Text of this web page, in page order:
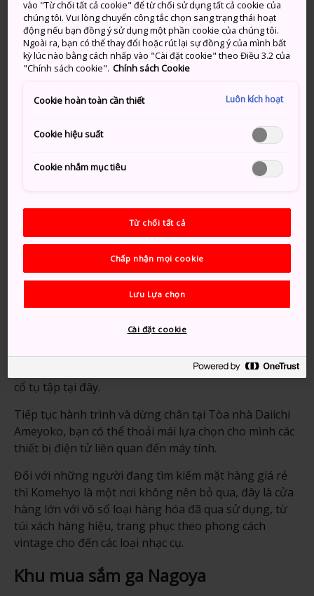
biết đến với các quán cà phê sành điệu, là nơi thư giãn
lý tưởng cho một buổi chiều ngắm nhìn dòng người
tản bộ.
Công viên Hisaya-odori, trải dài từ Ga Yabacho đến Ga
về Tháp truyền hình Nagoya. Gần đó cũng có trung
tâm thương mại Sunshine Sakae nổi tiếng với vòng
quay cao 52 m.
Khu mua sắm Osu
khu vực đông đúc, nhộn nhịp bao quanh
Kannon
nổi tiếng. Bạn sẽ tìm thấy các cửa hàng
phục vụ theo văn hóa otaku của Nhật Bản, cũng như
một số quán cà phê nàng hầu và cửa hàng theo
phong cách vintage đầu tiên tại Nhật. Ở phía đông
của Chùa Osu Kannon, bạn sẽ tìm thấy bộ ba con
Dori, Uramonzen-cho Dori và Kitashintenchi Dori. Chợ
trời thường được tổ chức tại chùa vào ngày 18 và 28
hàng tháng, thu hút nhiều nhóm người săn lùng đồ
cổ tụ tập tại đây.
Tiếp tục hành trình và dừng chân tại Tòa nhà Daiichi
Ameyoko, bạn có thể thoải mái lựa chọn cho mình các
thiết bị điện tử liên quan đến máy tính.
Đối với những người đang tìm kiếm mặt hàng giá rẻ
thì Komehyo là một nơi không nên bỏ qua, đây là cửa
hàng lớn với vô số loại hàng hóa đã qua sử dụng, từ
túi xách hàng hiệu, trang phục theo phong cách
vintage cho đến các loại nhạc cụ.
Khu mua sắm ga Nagoya
vào "Từ chối tất cả cookie" để từ chối sử dụng tất cả cookie của
chúng tôi. Vui lòng chuyển công tắc chọn sang trạng thái hoạt
động nếu bạn đồng ý sử dụng một phần cookie của chúng tôi.
Ngoài ra, bạn có thể thay đổi hoặc rút lại sự đồng ý của mình bất
kỳ lúc nào bằng cách nhấp vào "Cài đặt cookie" theo Điều 3.2 của
"Chính sách cookie". Chính sách Cookie
Cookie hoàn toàn cần thiết Luôn kích hoạt
Cookie hiệu suất
Cookie nhắm mục tiêu
Từ chối tất cả
Chấp nhận mọi cookie
Lưu Lựa chọn
Cài đặt cookie